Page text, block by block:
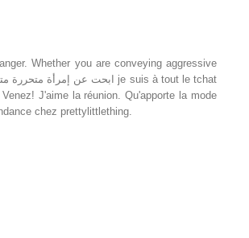
Whether you are conveying aggressive
J'aime la réunion. Qu'apporte la mode
chez prettylittlething.